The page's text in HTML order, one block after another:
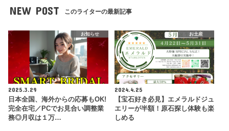
NEW POST このライターの最新記事
お知らせ
2025.3.29
日本全国、海外からの応募もOK!
完全在宅／PCでお見合い調整業
務◎月収は１万…
お土産
2024.4.25
【宝石好き必見】エメラルドジュ
エリーが半額！原石探し体験も楽
しめる